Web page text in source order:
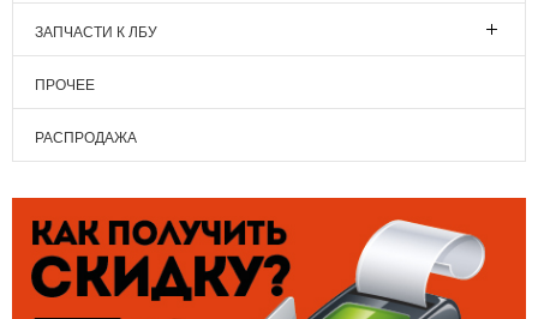
ЗАПЧАСТИ К ЛБУ
ПРОЧЕЕ
РАСПРОДАЖА